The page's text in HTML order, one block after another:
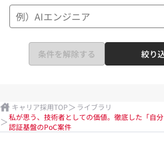
条件を解除する 絞り
キャリア採用TOP
ライブラリ
私が思う、技術者としての価値。徹底した「自
認証基盤のPoC案件